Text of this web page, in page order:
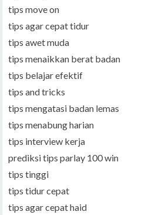
tips move on
tips agar cepat tidur
tips awet muda
tips menaikkan berat badan
tips belajar efektif
tips and tricks
tips mengatasi badan lemas
tips menabung harian
tips interview kerja
prediksi tips parlay 100 win
tips tinggi
tips tidur cepat
tips agar cepat haid